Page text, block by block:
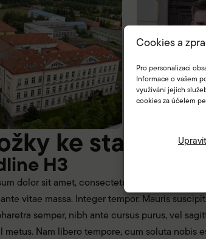
Cookies a
Pro personalizaci
Informace o vašem
využívání jejich
cookies za účelem
ke stažení
H3
dolor sit amet, consectetuer adipiscing elit.
vitae massa. Integer tempor. Mauris
semper, nibh ante cursus purus, vel
metus. Nam libero tempore, cum soluta nobis